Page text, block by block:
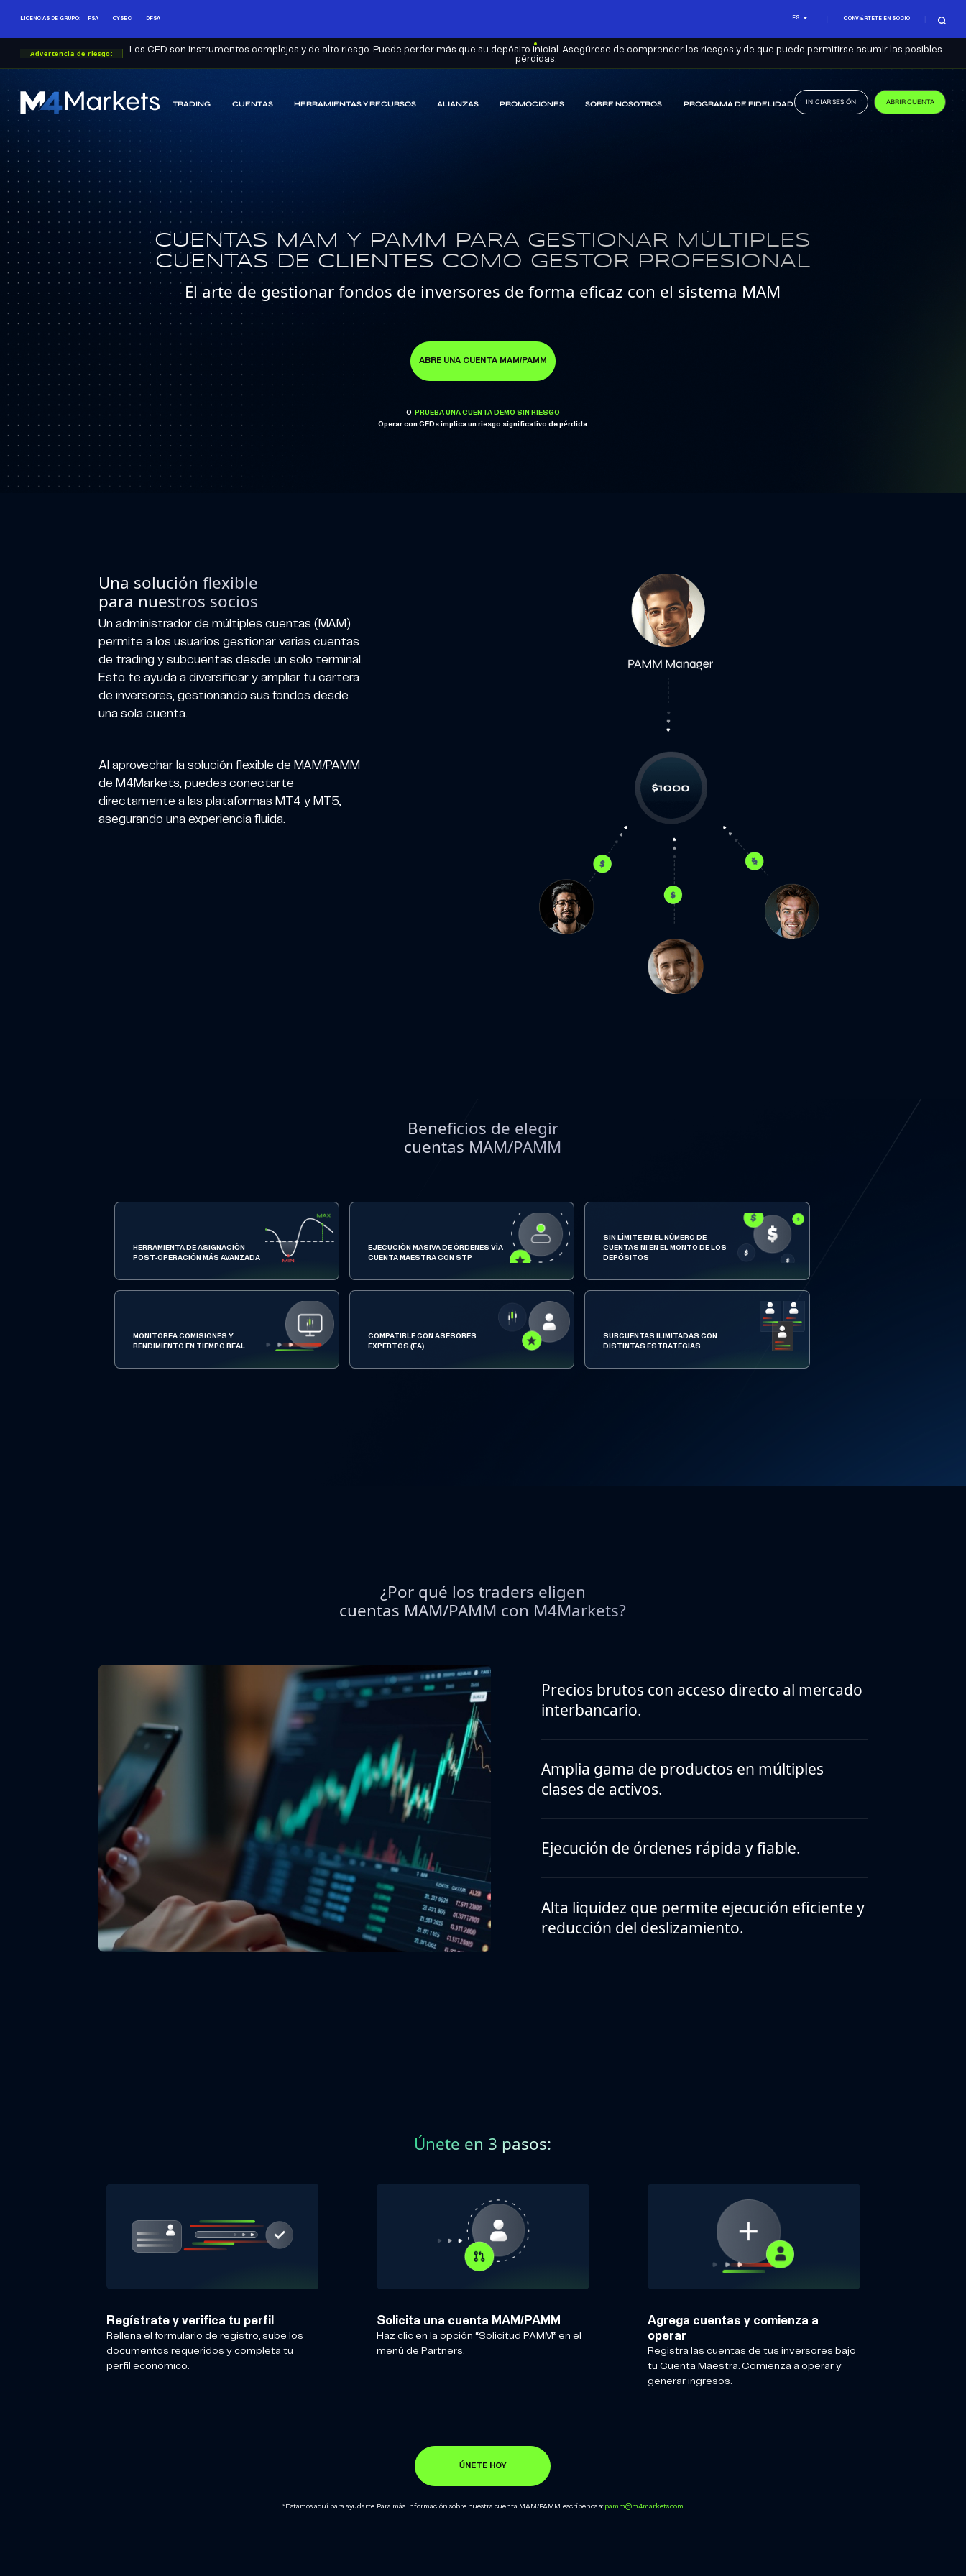
LICENCIAS DE GRUPO: FSA CYSEC DFSA ES CONVIÉRTETE EN SOCIO
Advertencia de riesgo:
Los CFD son instrumentos complejos y de alto riesgo. Puede perder más que su depósito inicial. Asegúrese de comprender los riesgos y de que puede permitirse asumir las posibles
pérdidas.
M4Markets
CFD
Trading
Regulated
Broker
TRADING CUENTAS HERRAMIENTAS Y RECURSOS ALIANZAS PROMOCIONES SOBRE NOSOTROS PROGRAMA DE FIDELIDAD INICIAR SESIÓN ABRIR CUENTA
CUENTAS MAM Y PAMM PARA GESTIONAR MÚLTIPLES
CUENTAS DE CLIENTES COMO GESTOR PROFESIONAL
El arte de gestionar fondos de inversores de forma eficaz con el sistema MAM
ABRE UNA CUENTA MAM/PAMM
O
PRUEBA UNA CUENTA DEMO SIN RIESGO
Operar con CFDs implica un riesgo significativo de pérdida
Una solución flexible
para nuestros socios
Un administrador de múltiples cuentas (MAM)
permite a los usuarios gestionar varias cuentas
de trading y subcuentas desde un solo terminal.
Esto te ayuda a diversificar y ampliar tu cartera
de inversores, gestionando sus fondos desde
una sola cuenta.
Al aprovechar la solución flexible de MAM/PAMM
de M4Markets, puedes conectarte
directamente a las plataformas MT4 y MT5,
asegurando una experiencia fluida.
Beneficios de elegir
cuentas MAM/PAMM
HERRAMIENTA DE ASIGNACIÓN
POST-OPERACIÓN MÁS AVANZADA
EJECUCIÓN MASIVA DE ÓRDENES VÍA
CUENTA MAESTRA CON STP
SIN LÍMITE EN EL NÚMERO DE
CUENTAS NI EN EL MONTO DE LOS
DEPÓSITOS
MONITOREA COMISIONES Y
RENDIMIENTO EN TIEMPO REAL
COMPATIBLE CON ASESORES
EXPERTOS (EA)
SUBCUENTAS ILIMITADAS CON
DISTINTAS ESTRATEGIAS
¿Por qué los traders eligen
cuentas MAM/PAMM con M4Markets?
Precios brutos con acceso directo al mercado
interbancario.
Amplia gama de productos en múltiples
clases de activos.
Ejecución de órdenes rápida y fiable.
Alta liquidez que permite ejecución eficiente y
reducción del deslizamiento.
Únete en 3 pasos:
Regístrate y verifica tu perfil
Rellena el formulario de registro, sube los
documentos requeridos y completa tu
perfil económico.
Solicita una cuenta MAM/PAMM
Haz clic en la opción “Solicitud PAMM” en el
menú de Partners.
Agrega cuentas y comienza a
operar
Registra las cuentas de tus inversores bajo
tu Cuenta Maestra. Comienza a operar y
generar ingresos.
ÚNETE HOY
*Estamos aquí para ayudarte. Para más información sobre nuestra cuenta MAM/PAMM, escríbenos a: pamm@m4markets.com